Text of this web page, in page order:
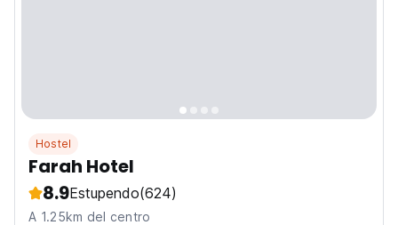
Hostel
Farah Hotel
8.9Estupendo(624)
A 1.25km del centro